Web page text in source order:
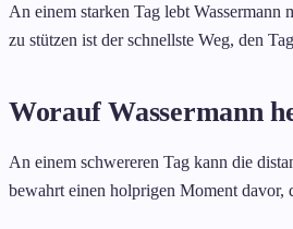
An einem starken Tag lebt
zu stützen ist der schnellste Weg, den
Worauf Wassermann
An einem schwereren Tag kann die
bewahrt einen holprigen Moment davor,